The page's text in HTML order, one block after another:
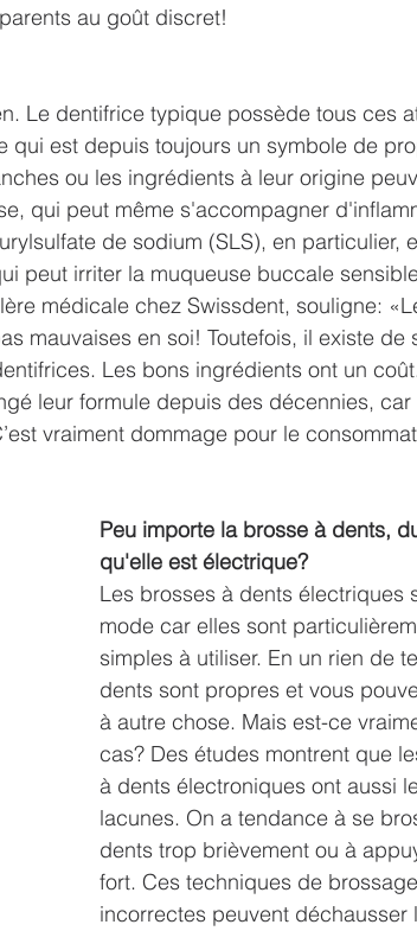
au goût discret!
Le dentifrice typique possède tous ces
qui est depuis toujours un symbole de
ou les ingrédients à leur origine
qui peut même s'accompagner
de sodium (SLS), en particulier,
peut irriter la muqueuse buccale
médicale chez Swissdent, souligne:
mauvaises en soi! Toutefois, il existe de
Les bons ingrédients ont un
leur formule depuis des décennies, car
vraiment dommage pour le
Peu importe la brosse à dents,
qu'elle est électrique?
Les brosses à dents électriques
mode car elles sont
simples à utiliser. En un rien de
dents sont propres et vous
à autre chose. Mais est-ce
cas? Des études montrent que
à dents électroniques ont aussi
lacunes. On a tendance à se
dents trop brièvement ou à
fort. Ces techniques de brossage
incorrectes peuvent déchausser